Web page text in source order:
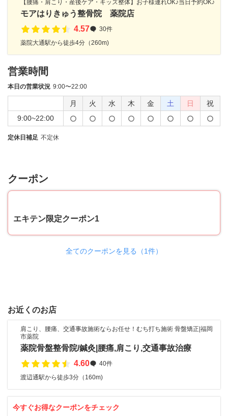
【腰痛・肩こり・産後ケア・キッズ整体】お子様連れOK♪当日予約OK♪
モアはりきゅう整骨院 薬院店
4.57
30件
薬院大通駅から徒歩4分（260m)
営業時間
本日の営業状況 9:00〜22:00
月 火 水 木 金 土 日
祝
9:00~22:00
定休日補足 不定休
クーポン
エキテン限定クーポン1
全てのクーポンを見る（1件）
お近くのお店
肩こり、腰痛、交通事故施術ならお任せ！むち打ち施術 骨盤矯正|福岡
市薬院
薬院骨盤整骨院/鍼灸|腰痛,肩こり,交通事故治療
4.60
40件
渡辺通駅から徒歩3分（160m)
今すぐお得なクーポンをチェック